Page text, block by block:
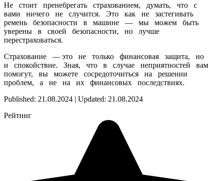
Не стоит пренебрегать страхованием, думать, что с
вами ничего не случится. Это как не застегивать
ремень безопасности в машине — мы можем быть
уверены в своей безопасности, но лучше
перестраховаться.
Страхование — это не только финансовая защита, но
и спокойствие. Зная, что в случае неприятностей вам
помогут, вы можете сосредоточиться на решении
проблем, а не на их финансовых последствиях.
Published: 21.08.2024 | Updated: 21.08.2024
Рейтинг